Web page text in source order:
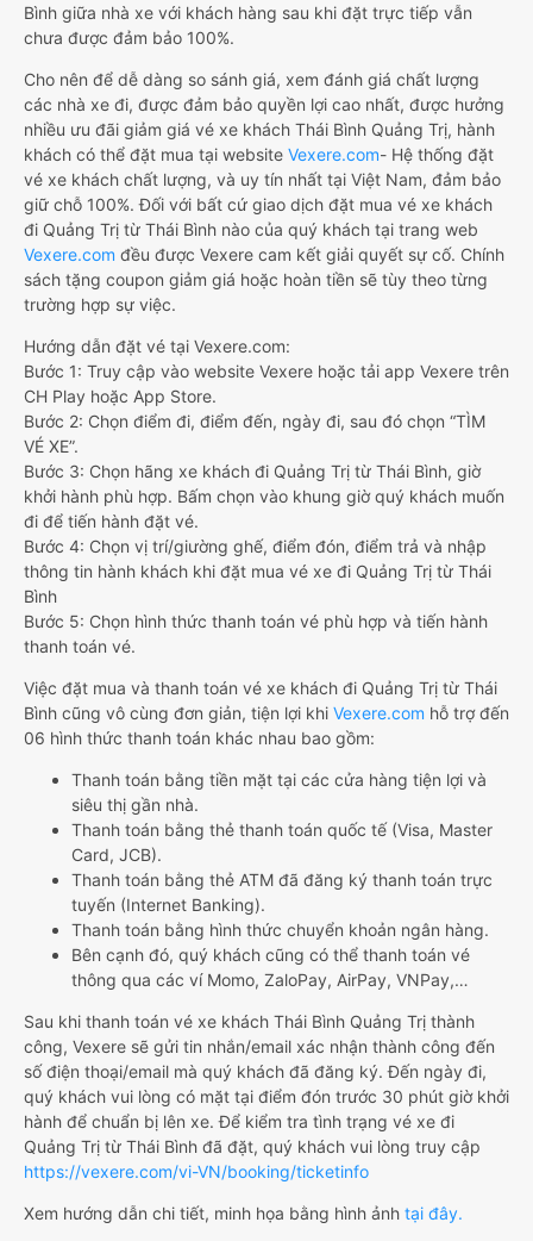
Bình giữa nhà xe với khách hàng sau khi đặt trực tiếp vẫn
chưa được đảm bảo 100%.
Cho nên để dễ dàng so sánh giá, xem đánh giá chất lượng
các nhà xe đi, được đảm bảo quyền lợi cao nhất, được hưởng
nhiều ưu đãi giảm giá vé xe khách Thái Bình Quảng Trị, hành
khách có thể đặt mua tại website Vexere.com- Hệ thống đặt
vé xe khách chất lượng, và uy tín nhất tại Việt Nam, đảm bảo
giữ chỗ 100%. Đối với bất cứ giao dịch đặt mua vé xe khách
đi Quảng Trị từ Thái Bình nào của quý khách tại trang web
Vexere.com đều được Vexere cam kết giải quyết sự cố. Chính
sách tặng coupon giảm giá hoặc hoàn tiền sẽ tùy theo từng
trường hợp sự việc.
Hướng dẫn đặt vé tại Vexere.com:
Bước 1: Truy cập vào website Vexere hoặc tải app Vexere trên
CH Play hoặc App Store.
Bước 2: Chọn điểm đi, điểm đến, ngày đi, sau đó chọn “TÌM
VÉ XE”.
Bước 3: Chọn hãng xe khách đi Quảng Trị từ Thái Bình, giờ
khởi hành phù hợp. Bấm chọn vào khung giờ quý khách muốn
đi để tiến hành đặt vé.
Bước 4: Chọn vị trí/giường ghế, điểm đón, điểm trả và nhập
thông tin hành khách khi đặt mua vé xe đi Quảng Trị từ Thái
Bình
Bước 5: Chọn hình thức thanh toán vé phù hợp và tiến hành
thanh toán vé.
Việc đặt mua và thanh toán vé xe khách đi Quảng Trị từ Thái
Bình cũng vô cùng đơn giản, tiện lợi khi Vexere.com hỗ trợ đến
06 hình thức thanh toán khác nhau bao gồm:
Thanh toán bằng tiền mặt tại các cửa hàng tiện lợi và
siêu thị gần nhà.
Thanh toán bằng thẻ thanh toán quốc tế (Visa, Master
Card, JCB).
Thanh toán bằng thẻ ATM đã đăng ký thanh toán trực
tuyến (Internet Banking).
Thanh toán bằng hình thức chuyển khoản ngân hàng.
Bên cạnh đó, quý khách cũng có thể thanh toán vé
thông qua các ví Momo, ZaloPay, AirPay, VNPay,…
Sau khi thanh toán vé xe khách Thái Bình Quảng Trị thành
công, Vexere sẽ gửi tin nhắn/email xác nhận thành công đến
số điện thoại/email mà quý khách đã đăng ký. Đến ngày đi,
quý khách vui lòng có mặt tại điểm đón trước 30 phút giờ khởi
hành để chuẩn bị lên xe. Để kiểm tra tình trạng vé xe đi
Quảng Trị từ Thái Bình đã đặt, quý khách vui lòng truy cập
https://vexere.com/vi-VN/booking/ticketinfo
Xem hướng dẫn chi tiết, minh họa bằng hình ảnh tại đây.